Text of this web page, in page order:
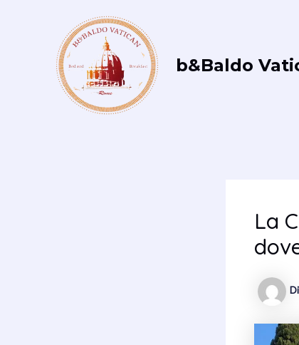
b&Baldo
La
Di